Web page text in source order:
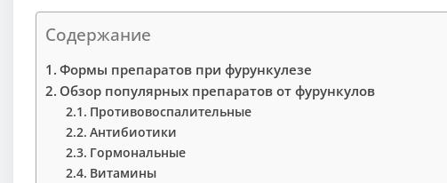
Содержание
Формы препаратов при фурункулезе
Обзор популярных препаратов от фурункулов
Противовоспалительные
Антибиотики
Гормональные
Витамины